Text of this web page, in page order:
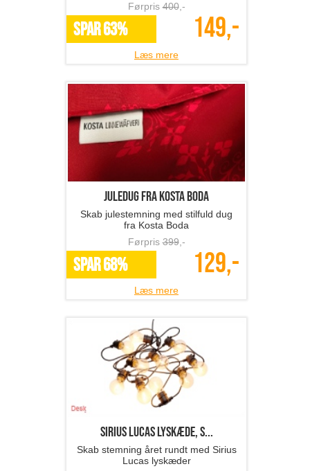
Førpris400,-
SPAR 63% 149,-
Læs mere
Juledug fra Kosta Boda
Skab julestemning med stilfuld dug
fra Kosta Boda
Førpris399,-
SPAR 68% 129,-
Læs mere
Sirius LUCAS lyskæde, s...
Skab stemning året rundt med Sirius
Lucas lyskæder